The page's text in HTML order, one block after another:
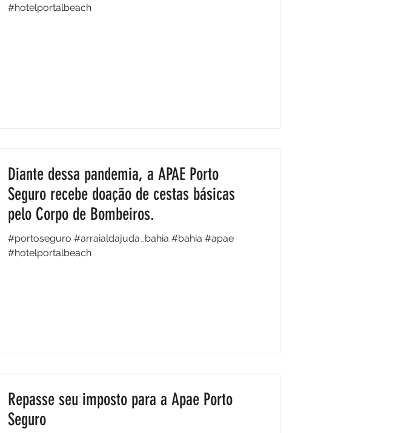
#hotelportalbeach
Diante dessa pandemia, a APAE Porto
Seguro recebe doação de cestas básicas
pelo Corpo de Bombeiros.
#portoseguro #arraialdajuda_bahia #bahia #apae
#hotelportalbeach
Repasse seu imposto para a Apae Porto
Seguro